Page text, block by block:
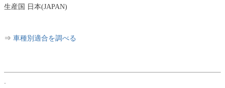
生産国 日本(JAPAN)
⇒ 車種別適合を調べる